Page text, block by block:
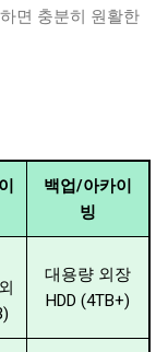
면 충분히 원활한
백업/아카이
빙
대용량 외장
HDD (4TB+)